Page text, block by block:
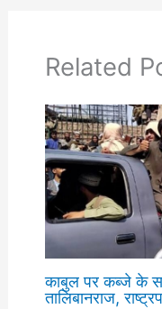
Related
काबुल पर कब्जे के
तालिबानराज,